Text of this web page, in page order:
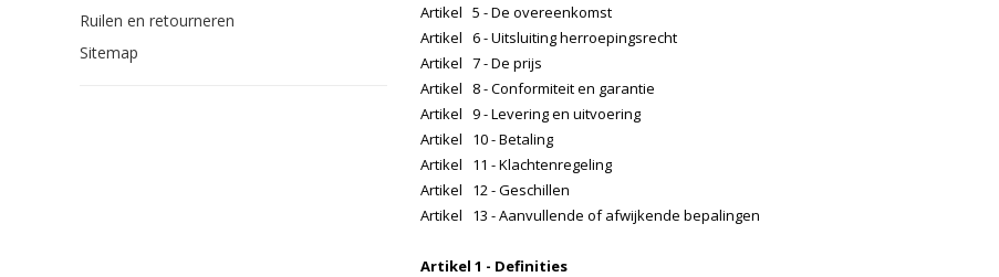
Ruilen en retourneren
Sitemap
Artikel 5 - De overeenkomst
Artikel 6 - Uitsluiting herroepingsrecht
Artikel 7 - De prijs
Artikel 8 - Conformiteit en garantie
Artikel 9 - Levering en uitvoering
Artikel 10 - Betaling
Artikel 11 - Klachtenregeling
Artikel 12 - Geschillen
Artikel 13 - Aanvullende of afwijkende bepalingen
Artikel 1 - Definities